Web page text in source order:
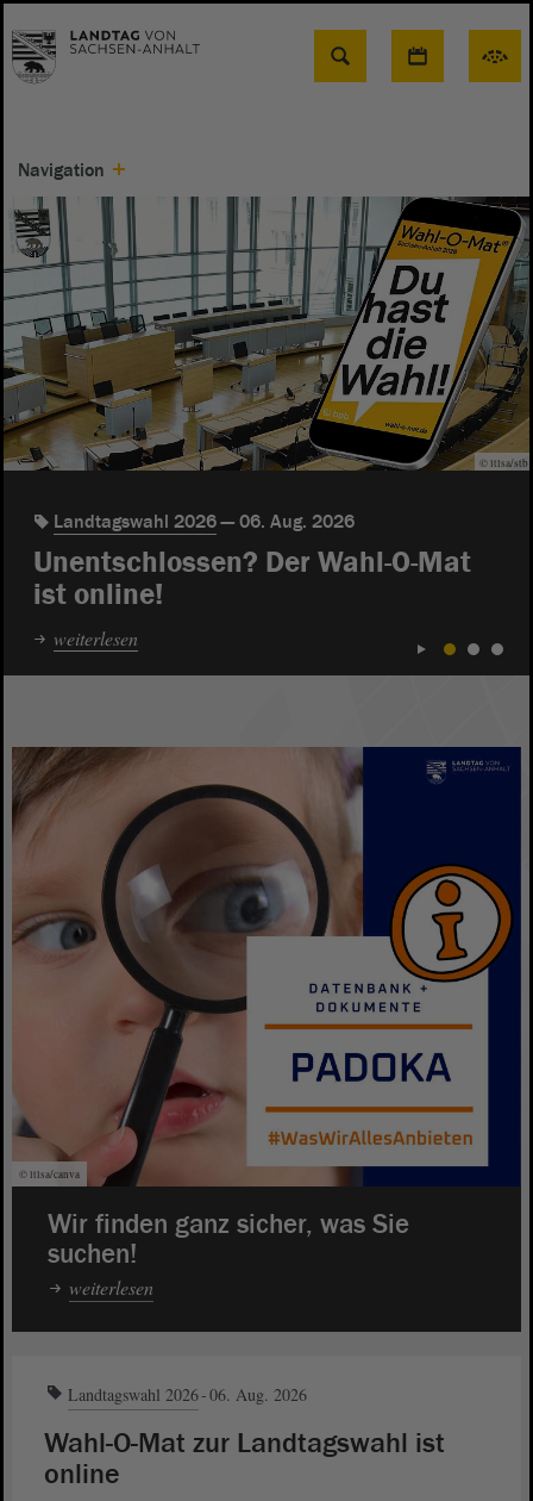
Suche
Navigation
© ltlsa/stb
Landtagswahl 2026 06. Aug. 2026
Unentschlossen? Der Wahl-O-Mat
ist online!
weiterlesen
© ltlsa/canva
Wir finden ganz sicher, was Sie
suchen!
weiterlesen
Landtagswahl 2026 06. Aug. 2026
Wahl-O-Mat zur Landtagswahl ist
online